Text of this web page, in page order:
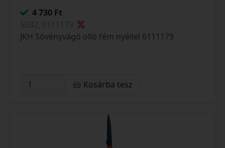
4 730 Ft
JKH Sövényvágó olló fém nyéllel 6111179
Kosárba tesz